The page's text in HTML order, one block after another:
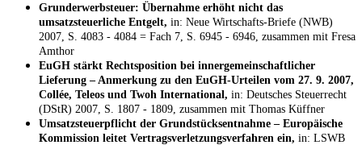
Grunderwerbsteuer: Übernahme erhöht nicht das
umsatzsteuerliche Entgelt, in: Neue Wirtschafts-Briefe (NWB)
2007, S. 4083 - 4084 = Fach 7, S. 6945 - 6946, zusammen mit Fresa
Amthor
EuGH stärkt Rechtsposition bei innergemeinschaftlicher
Lieferung – Anmerkung zu den EuGH-Urteilen vom 27. 9. 2007,
Collée, Teleos und Twoh International, in: Deutsches Steuerrecht
(DStR) 2007, S. 1807 - 1809, zusammen mit Thomas Küffner
Umsatzsteuerpflicht der Grundstücksentnahme – Europäische
Kommission leitet Vertragsverletzungsverfahren ein, in: LSWB